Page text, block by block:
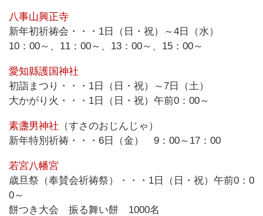
八事山興正寺
新年初祈祷会・・・1日（日・祝）～4日（水）
10：00～、11：00～、13：00～、15：00～
愛知縣護国神社
初詣まつり・・・1日（日・祝）～7日（土）
大かがり火・・・1日（日・祝）午前0：00～
素盞男神社 （すさのおじんじゃ）
新年特別祈祷・・・6日（金） 9：00～17：00
若宮八幡宮
歳旦祭（奉賛会祈祷祭）・・・1日（日・祝）午前0：0
0～
餅つき大会 振る舞い餅 1000名